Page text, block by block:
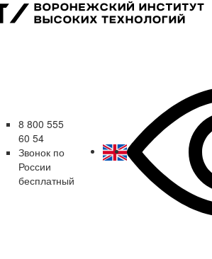
8 800 555
60 54
Звонок по
России
бесплатный